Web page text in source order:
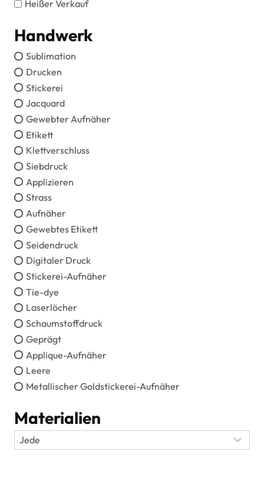
Heißer Verkauf
Handwerk
Sublimation
Drucken
Stickerei
Jacquard
Gewebter Aufnäher
Etikett
Klettverschluss
Siebdruck
Applizieren
Strass
Aufnäher
Gewebtes Etikett
Seidendruck
Digitaler Druck
Stickerei-Aufnäher
Tie-dye
Laserlöcher
Schaumstoffdruck
Geprägt
Applique-Aufnäher
Leere
Metallischer Goldstickerei-Aufnäher
Materialien